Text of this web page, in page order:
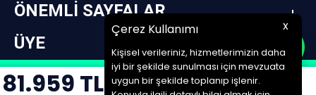
Çerez Kullanımı x
Kişisel verileriniz, hizmetlerimizin daha
iyi bir şekilde sunulması için mevzuata
uygun bir şekilde toplanıp işlenir.
81.959 TL
ÖNEMLI SAYFALAR
ÜYE
design by jetpack | www.müziküssü.com | copyright ©2022 Tüm hakları saklıdır.